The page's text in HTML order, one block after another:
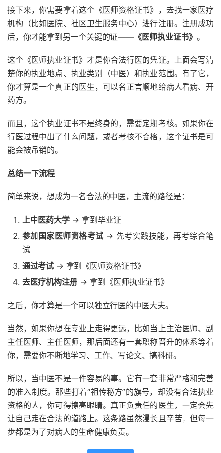
接下来，你需要拿着这个《医师资格证书》，去找一家医疗
机构（比如医院、社区卫生服务中心）进行注册。注册成功
后，你才能拿到另一个关键的证—— 《医师执业证书》 。
这个《医师执业证书》才是你合法行医的凭证。上面会写清
楚你的执业地点、执业类别（中医）和执业范围。有了它，
你才算是一个真正的医生，可以名正言顺地给病人看病、开
药方。
而且，这个执业证书不是终身的，需要定期考核。如果你在
行医过程中出了什么问题，或者考核不合格，这个证书是可
能会被吊销的。
总结一下流程
简单来说，想成为一名合法的中医，主流的路径是：
上中医药大学 -> 拿到毕业证
参加国家医师资格考试 -> 先考实践技能，再考综合笔
试
通过考试 -> 拿到《医师资格证书》
去医疗机构注册 -> 拿到《医师执业证书》
之后，你才算是一个可以独立行医的中医大夫。
当然，如果你想在专业上走得更远，比如当上主治医师、副
主任医师、主任医师，那后面还有一套职称晋升的体系等着
你，需要你不断地学习、工作、写论文、搞科研。
所以，当中医不是一件容易的事。它有一套非常严格和完善
的准入制度。那些打着“祖传秘方”的旗号，却没有合法执业
资格的人，你可得擦亮眼睛。真正负责任的医生，一定会先
让自己走在合法的道路上。这条路虽然漫长且辛苦，但每一
步都是为了对病人的生命健康负责。